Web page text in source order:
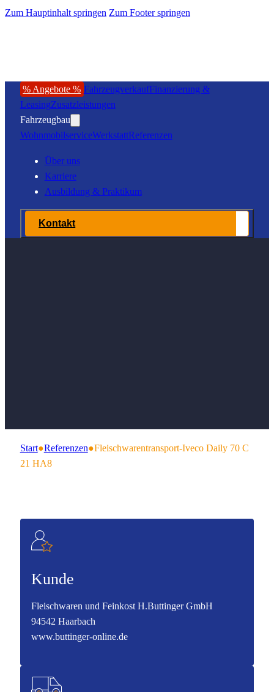
Zum Hauptinhalt springen Zum Footer springen
% Angebote % FahrzeugverkaufFinanzierung &
LeasingZusatzleistungen
Fahrzeugbau
WohnmobilserviceWerkstattReferenzen
Über uns
Karriere
Ausbildung & Praktikum
Kontakt
Start●Referenzen●Fleischwarentransport-Iveco Daily 70 C
21 HA8
Kunde
Fleischwaren und Feinkost H.Buttinger GmbH
94542 Haarbach
www.buttinger-online.de